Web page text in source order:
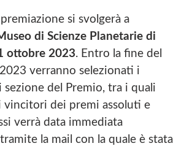
si svolgerà a
di Scienze Planetarie di
ottobre 2023. Entro la fine del
verranno selezionati i
del Premio, tra i quali
vincitori dei premi assoluti e
verrà data immediata
la mail con la quale è stata